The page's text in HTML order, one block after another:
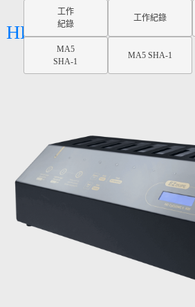
工作
紀錄
工作紀錄
MA5
SHA-1
MA5 SHA-1
HD CyCLONE II 300